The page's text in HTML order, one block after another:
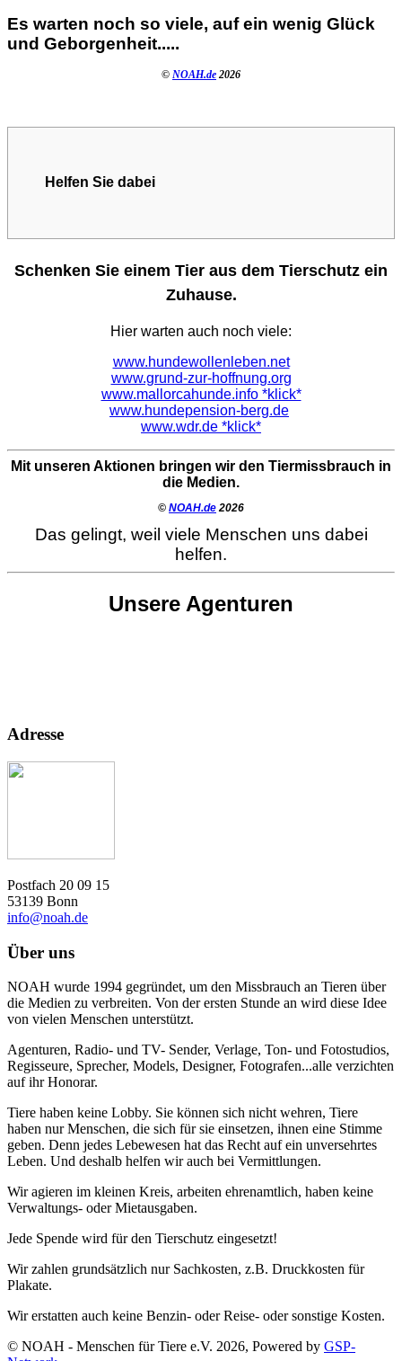
Es warten noch so viele, auf ein wenig Glück
und Geborgenheit.....
© NOAH.de 2026
Helfen Sie dabei
Schenken Sie einem Tier aus dem Tierschutz ein
Zuhause.
Hier warten auch noch viele:
www.hundewollenleben.net
www.grund-zur-hoffnung.org
www.mallorcahunde.info *klick*
www.hundepension-berg.de
www.wdr.de *klick*
Mit unseren Aktionen bringen wir den Tiermissbrauch in
die Medien.
© NOAH.de 2026
Das gelingt, weil viele Menschen uns dabei
helfen.
Unsere Agenturen
Adresse
Postfach 20 09 15
53139 Bonn
info@noah.de
Über uns
NOAH wurde 1994 gegründet, um den Missbrauch an Tieren über
die Medien zu verbreiten. Von der ersten Stunde an wird diese Idee
von vielen Menschen unterstützt.
Agenturen, Radio- und TV- Sender, Verlage, Ton- und Fotostudios,
Regisseure, Sprecher, Models, Designer, Fotografen...alle verzichten
auf ihr Honorar.
Tiere haben keine Lobby. Sie können sich nicht wehren, Tiere
haben nur Menschen, die sich für sie einsetzen, ihnen eine Stimme
geben. Denn jedes Lebewesen hat das Recht auf ein unversehrtes
Leben. Und deshalb helfen wir auch bei Vermittlungen.
Wir agieren im kleinen Kreis, arbeiten ehrenamtlich, haben keine
Verwaltungs- oder Mietausgaben.
Jede Spende wird für den Tierschutz eingesetzt!
Wir zahlen grundsätzlich nur Sachkosten, z.B. Druckkosten für
Plakate.
Wir erstatten auch keine Benzin- oder Reise- oder sonstige Kosten.
© NOAH - Menschen für Tiere e.V. 2026, Powered by GSP-